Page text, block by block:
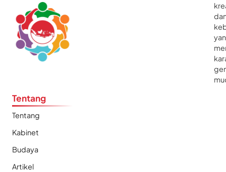
Tentang
Tentang
Kabinet
Budaya
Artikel